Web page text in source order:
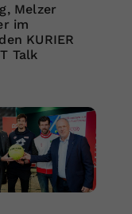
Melzer
im
KURIER
Talk